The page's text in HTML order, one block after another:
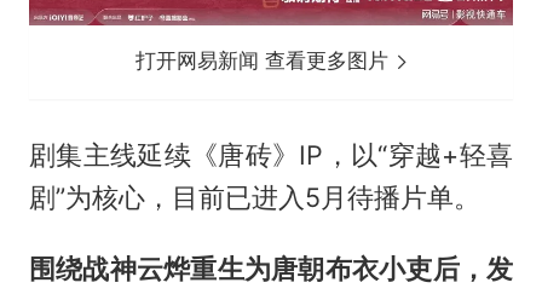
打开网易新闻 查看更多图片
剧集主线延续《唐砖》IP，以“穿越+轻喜
剧”为核心，目前已进入5月待播片单。
围绕战神云烨重生为唐朝布衣小吏后，发